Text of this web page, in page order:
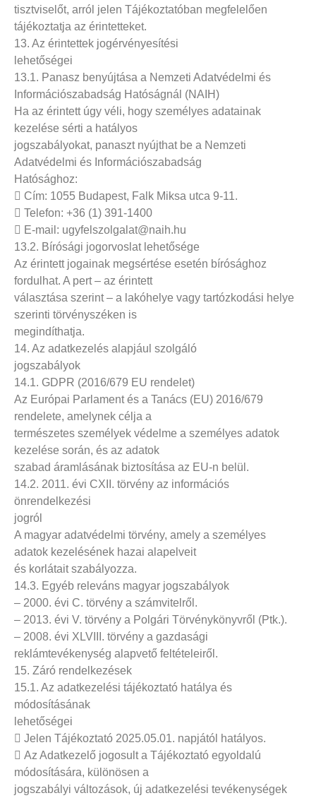
tisztviselőt, arról jelen Tájékoztatóban megfelelően
tájékoztatja az érintetteket.
13. Az érintettek jogérvényesítési
lehetőségei
13.1. Panasz benyújtása a Nemzeti Adatvédelmi és
Információszabadság Hatóságnál (NAIH)
Ha az érintett úgy véli, hogy személyes adatainak
kezelése sérti a hatályos
jogszabályokat, panaszt nyújthat be a Nemzeti
Adatvédelmi és Információszabadság
Hatósághoz:
 Cím: 1055 Budapest, Falk Miksa utca 9-11.
 Telefon: +36 (1) 391-1400
 E-mail: ugyfelszolgalat@naih.hu
13.2. Bírósági jogorvoslat lehetősége
Az érintett jogainak megsértése esetén bírósághoz
fordulhat. A pert – az érintett
választása szerint – a lakóhelye vagy tartózkodási helye
szerinti törvényszéken is
megindíthatja.
14. Az adatkezelés alapjául szolgáló
jogszabályok
14.1. GDPR (2016/679 EU rendelet)
Az Európai Parlament és a Tanács (EU) 2016/679
rendelete, amelynek célja a
természetes személyek védelme a személyes adatok
kezelése során, és az adatok
szabad áramlásának biztosítása az EU-n belül.
14.2. 2011. évi CXII. törvény az információs
önrendelkezési
jogról
A magyar adatvédelmi törvény, amely a személyes
adatok kezelésének hazai alapelveit
és korlátait szabályozza.
14.3. Egyéb releváns magyar jogszabályok
– 2000. évi C. törvény a számvitelről.
– 2013. évi V. törvény a Polgári Törvénykönyvről (Ptk.).
– 2008. évi XLVIII. törvény a gazdasági
reklámtevékenység alapvető feltételeiről.
15. Záró rendelkezések
15.1. Az adatkezelési tájékoztató hatálya és
módosításának
lehetőségei
 Jelen Tájékoztató 2025.05.01. napjától hatályos.
 Az Adatkezelő jogosult a Tájékoztató egyoldalú
módosítására, különösen a
jogszabályi változások, új adatkezelési tevékenységek